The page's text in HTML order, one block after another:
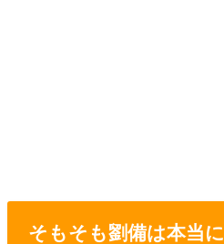
そもそも劉備は本当